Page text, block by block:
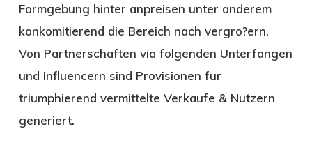
Formgebung hinter anpreisen unter anderem
konkomitierend die Bereich nach vergro?ern.
Von Partnerschaften via folgenden Unterfangen
und Influencern sind Provisionen fur
triumphierend vermittelte Verkaufe & Nutzern
generiert.